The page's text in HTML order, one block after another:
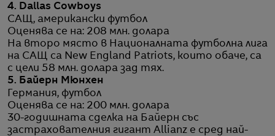
4. Dallas Cowboys
САЩ, американски футбол
Оценява се на: 208 млн. долара
На второ място в Националната футболна лига
на САЩ са New England Patriots, които обаче, са
с цели 58 млн. долара зад тях.
5. Байерн Мюнхен
Германия, футбол
Оценява се на: 200 млн. долара
30-годишната сделка на Байерн със
застрахователния гигант Allianz е сред най-